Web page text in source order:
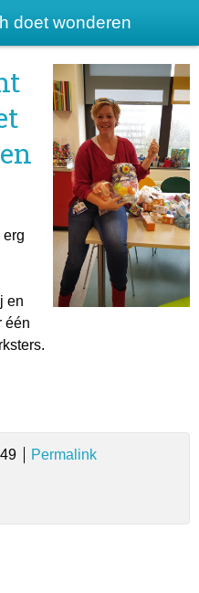
doet wonderen
erg
en
één
Permalink